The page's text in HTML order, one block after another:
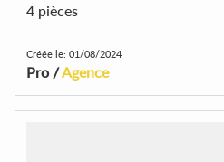
4 pièces
Créée le: 01/08/2024
Pro /Agence